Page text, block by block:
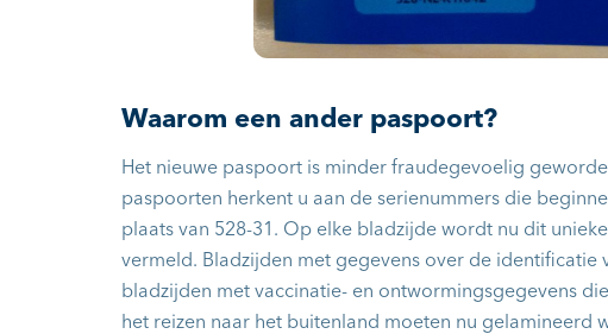
Waarom een ander paspoort?
Het nieuwe paspoort is minder fraudegevoelig
paspoorten herkent u aan de serienummers die
plaats van 528-31. Op elke bladzijde wordt nu dit
vermeld. Bladzijden met gegevens over de identificatie
bladzijden met vaccinatie- en ontwormingsgegevens
het reizen naar het buitenland moeten nu gelamineerd